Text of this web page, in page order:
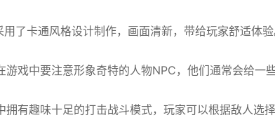
用了卡通风格设计制作，画面清新，带给玩家舒适体验
游戏中要注意形象奇特的人物NPC，他们通常会给一
拥有趣味十足的打击战斗模式，玩家可以根据敌人选择